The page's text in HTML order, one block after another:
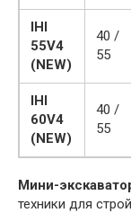
IHI
55V4
(NEW)
40 /
55
IHI
60V4
(NEW)
40 /
55
Мини-
техники для